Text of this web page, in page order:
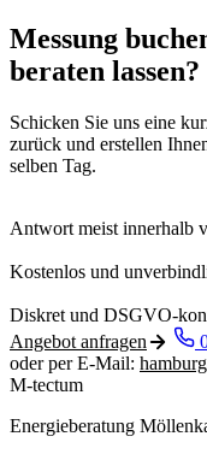
Messung
beraten lassen?
Schicken Sie uns eine
zurück und erstellen
selben Tag.
Antwort meist innerhalb
Kostenlos und
Diskret und DSGVO-
Angebot anfragen
oder per E-Mail:
M-tectum
Energieberatung